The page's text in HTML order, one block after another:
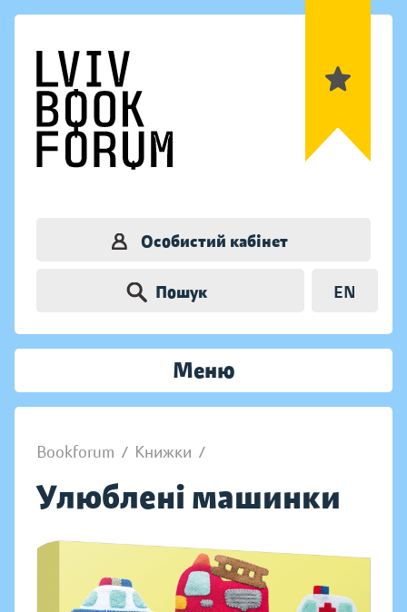
Особистий кабінет
Пошук EN
Меню
Bookforum / Книжки /
Улюблені машинки